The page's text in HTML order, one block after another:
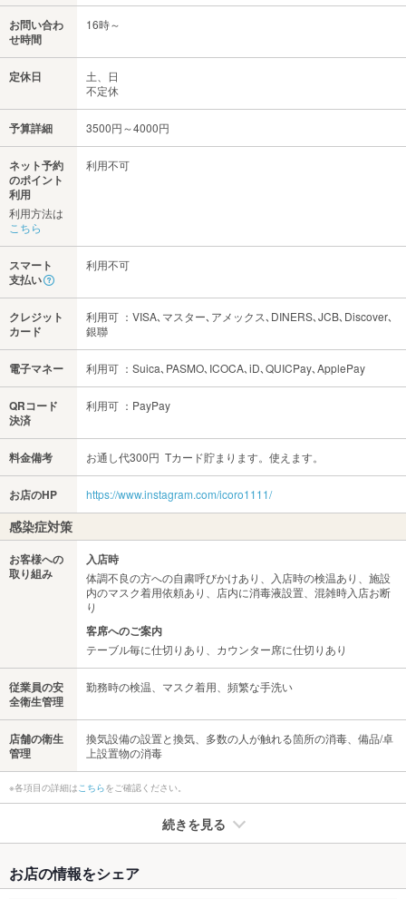
お問い合わ
せ時間
16時～
定休日
土、日
不定休
予算詳細 3500円～4000円
ネット予約
のポイント
利用
利用方法は
こちら
利用不可
スマート
支払い
利用不可
クレジット
カード
利用可 ：VISA､マスター､アメックス､DINERS､JCB､Discover､
銀聯
電子マネー 利用可 ：Suica､PASMO､ICOCA､iD､QUICPay､ApplePay
QRコード
決済
利用可 ：PayPay
料金備考 お通し代300円 Tカード貯まります。使えます。
お店のHP https://www.instagram.com/icoro1111/
感染症対策
お客様への
取り組み
入店時
体調不良の方への自粛呼びかけあり、入店時の検温あり、施設
内のマスク着用依頼あり、店内に消毒液設置、混雑時入店お断
り
客席へのご案内
テーブル毎に仕切りあり、カウンター席に仕切りあり
従業員の安
全衛生管理
勤務時の検温、マスク着用、頻繁な手洗い
店舗の衛生
管理
換気設備の設置と換気、多数の人が触れる箇所の消毒、備品/卓
上設置物の消毒
※各項目の詳細はこちらをご確認ください。
続きを見る
禁煙・喫煙
全席喫煙可
お店の情報をシェア